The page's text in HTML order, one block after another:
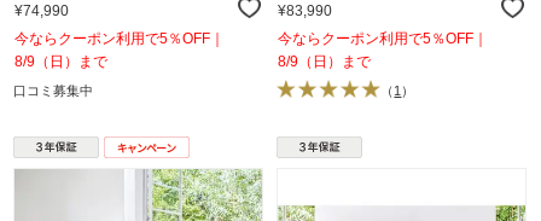
¥74,990
今ならクーポン利用で5％OFF｜
8/9（日）まで
口コミ募集中
¥83,990
今ならクーポン利用で5％OFF｜
8/9（日）まで
（ 1 ）